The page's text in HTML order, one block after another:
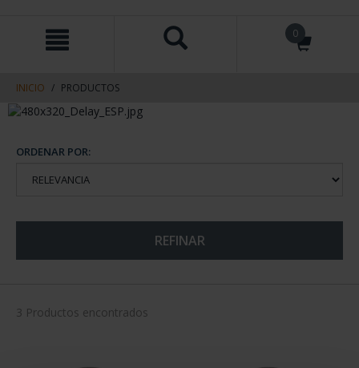
contenido
navegacin
0
INICIO PRODUCTOS
ORDENAR POR:
REFINAR
3 Productos encontrados